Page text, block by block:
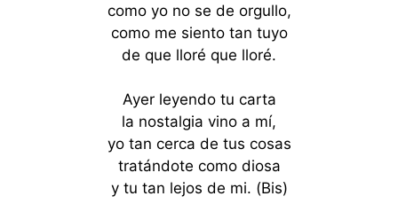
como yo no se de orgullo,
como me siento tan tuyo
de que lloré que lloré.
Ayer leyendo tu carta
la nostalgia vino a mí,
yo tan cerca de tus cosas
tratándote como diosa
y tu tan lejos de mi. (Bis)